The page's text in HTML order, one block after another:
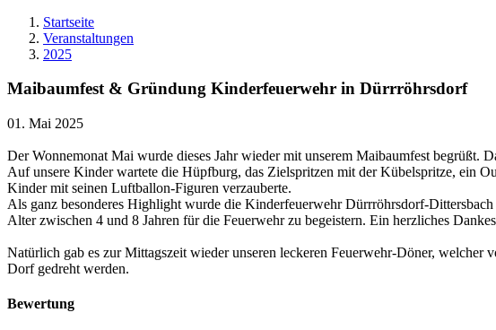
Startseite
Veranstaltungen
2025
Maibaumfest & Gründung Kinderfeuerwehr in Dürrröhrsdorf
01. Mai 2025
Der Wonnemonat Mai wurde dieses Jahr wieder mit unserem Maibaumfest begrüßt.
Auf unsere Kinder wartete die Hüpfburg, das Zielspritzen mit der Kübelspritze, ein
Kinder mit seinen Luftballon-Figuren verzauberte.
Als ganz besonderes Highlight wurde die Kinderfeuerwehr Dürrröhrsdorf-
Alter zwischen 4 und 8 Jahren für die Feuerwehr zu begeistern. Ein herzliches
Natürlich gab es zur Mittagszeit wieder unseren leckeren Feuerwehr-Döner,
Dorf gedreht werden.
Bewertung